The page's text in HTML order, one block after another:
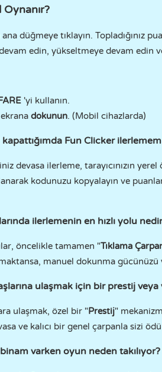
Oynanır?
düğmeye tıklayın. Topladığınız
edin, yükseltmeye devam edin
'yi kullanın.
dokunun. (Mobil cihazlarda)
kapattığımda Fun Clicker
devasa ilerleme, tarayıcınızın
kodunuzu kopyalayın ve
ilerlemenin en hızlı yolu
öncelikle tamamen "Tıklama
manuel dokunma
ulaşmak için bir prestij veya
ulaşmak, özel bir "Prestij"
ve kalıcı bir genel çarpanla sizi
varken oyun neden takılıyor?